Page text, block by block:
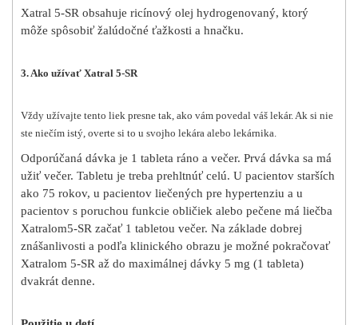
Xatral 5-SR obsahuje ricínový olej hydrogenovaný, ktorý
môže spôsobiť žalúdočné ťažkosti a hnačku.
3. Ako užívať Xatral 5-SR
Vždy užívajte tento liek presne tak, ako vám povedal váš lekár. Ak si nie
ste niečím istý, overte si to u svojho lekára alebo lekárnika.
Odporúčaná dávka je 1 tableta ráno a večer. Prvá dávka sa má
užiť večer. Tabletu je treba prehltnúť celú. U pacientov starších
ako 75 rokov, u pacientov liečených pre hypertenziu a u
pacientov s poruchou funkcie obličiek alebo pečene má liečba
Xatralom5-SR začať 1 tabletou večer. Na základe dobrej
znášanlivosti a podľa klinického obrazu je možné pokračovať
Xatralom 5-SR až do maximálnej dávky 5 mg (1 tableta)
dvakrát denne.